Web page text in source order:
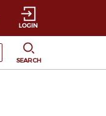
LOGIN
の切替が発生します
SEARCH